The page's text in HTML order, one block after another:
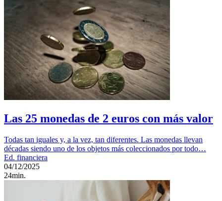
Las 25 monedas de 2 euros con más valor
Todas tan iguales y, a la vez, tan diferentes. Las monedas llevan
décadas siendo uno de los objetos más coleccionados por todo…
Ed. financiera
04/12/2025
24min.